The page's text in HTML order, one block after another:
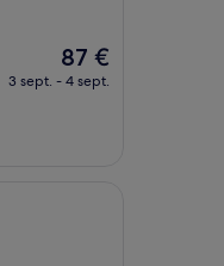
Le
nouveau
87 €
3 sept. - 4 sept.